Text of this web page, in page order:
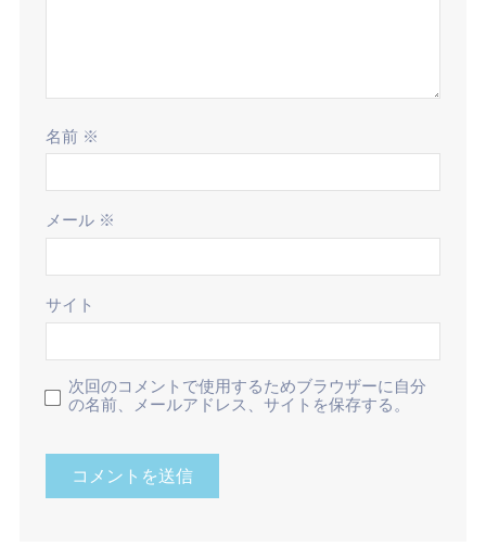
名前 ※
メール ※
サイト
次回のコメントで使用するためブラウザーに自分
の名前、メールアドレス、サイトを保存する。